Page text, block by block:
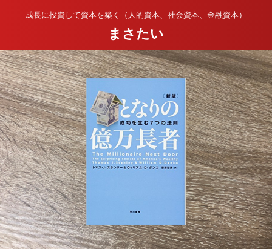
成長に投資して資本を築く（人的資本、社会資本、金融資本）
まさたい